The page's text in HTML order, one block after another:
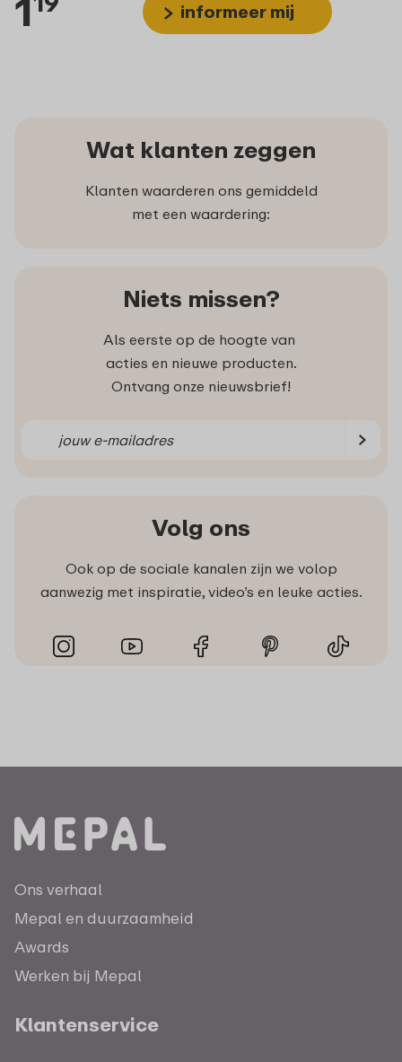
1 informeer mij
Wat klanten zeggen
Klanten waarderen ons gemiddeld
met een waardering:
Niets missen?
Als eerste op de hoogte van
acties en nieuwe producten.
Ontvang onze nieuwsbrief!
Volg ons
Ook op de sociale kanalen zijn we volop
aanwezig met inspiratie, video’s en leuke acties.
Ons verhaal
Mepal en duurzaamheid
Awards
Werken bij Mepal
Klantenservice